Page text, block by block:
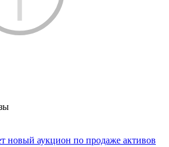
новый аукцион по продаже активов